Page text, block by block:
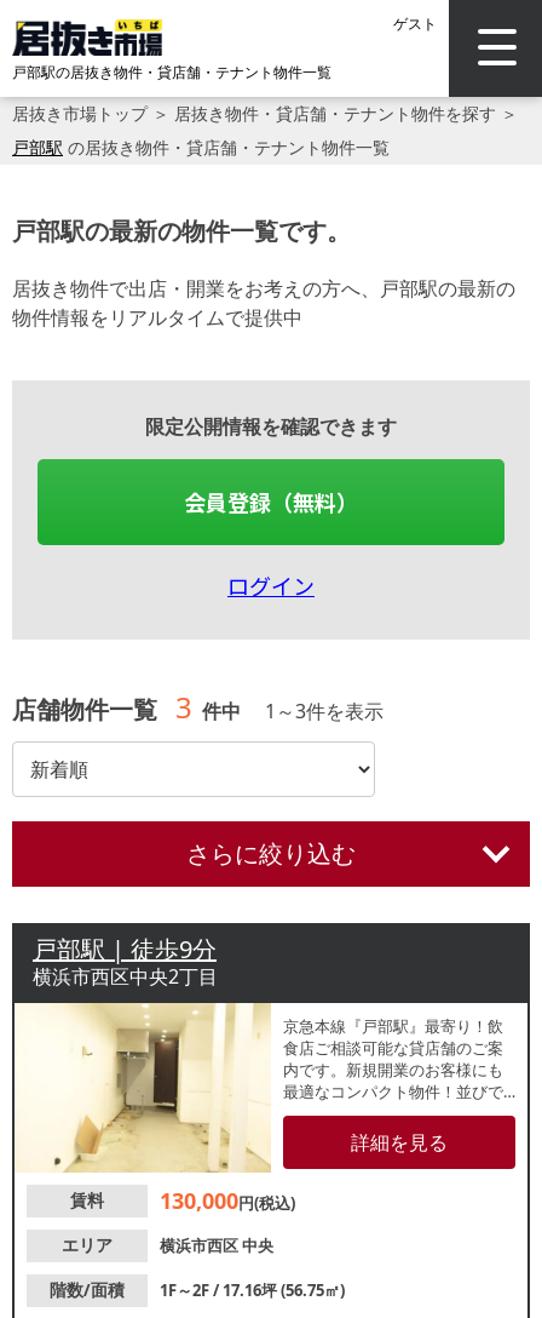
ゲスト
戸部駅の居抜き物件・貸店舗・テナント物件一覧
居抜き市場トップ＞ 居抜き物件・貸店舗・テナント物件を探す ＞
戸部駅 の居抜き物件・貸店舗・テナント物件一覧
戸部駅の最新の物件一覧です。
居抜き物件で出店・開業をお考えの方へ、戸部駅の最新の
物件情報をリアルタイムで提供中
限定公開情報を確認できます
会員登録（無料）
ログイン
店舗物件一覧 3 件中 1 ～3件を表示
さらに絞り込む
戸部駅 | 徒歩9分
横浜市西区中央2丁目
京急本線『戸部駅』最寄り！飲
食店ご相談可能な貸店舗のご案
内です。新規開業のお客様にも
最適なコンパクト物件！並びで
はインドカレー店などの飲食店
が営業中です。定食屋や洋食
店、ベーカリーカフェ等をご検
さい。
詳細を見る
賃料 130,000円(税込)
エリア
横浜市西区中央
階数/面積
1F～2F / 17.16坪 (56.75㎡)